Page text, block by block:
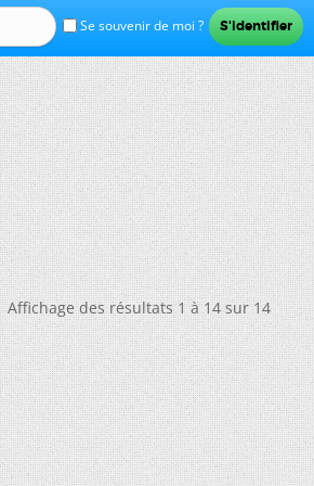
Se souvenir de moi ?
Affichage des résultats 1 à 14 sur 14